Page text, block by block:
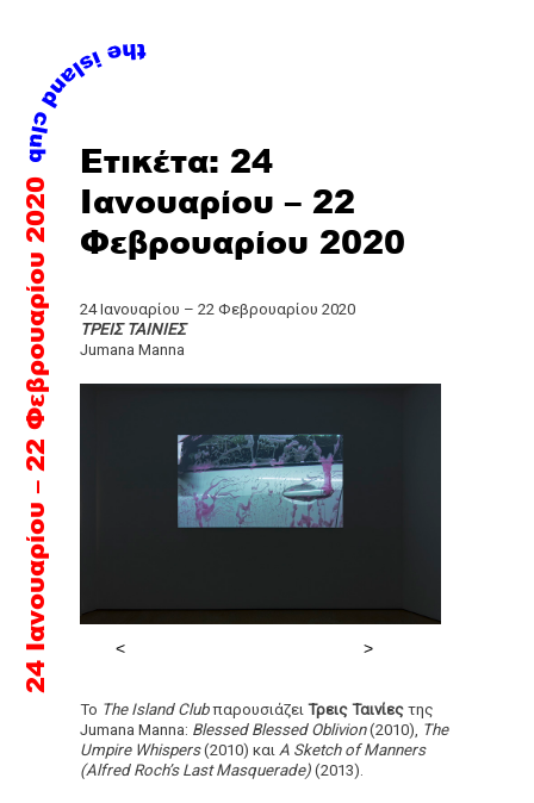
Skip
content
24 Ιανουαρίου – 22 Φεβρουαρίου 2020
Ετικέτα:24
Ιανουαρίου – 22
Φεβρουαρίου 2020
24 Ιανουαρίου – 22 Φεβρουαρίου 2020
ΤΡΕΙΣ ΤΑΙΝΙΕΣ
Jumana Manna
Το The Island ClubπαρουσιάζειΤρεις Ταινίεςτης
Jumana Manna: Blessed Blessed Oblivion(2010), The
Umpire Whispers(2010) και A Sketch of Manners
(Alfred Roch’s Last Masquerade)(2013).